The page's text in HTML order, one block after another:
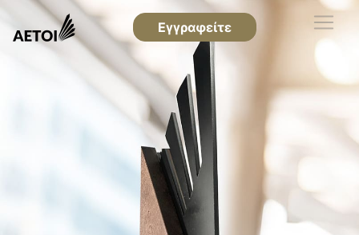
Εγγραφείτε